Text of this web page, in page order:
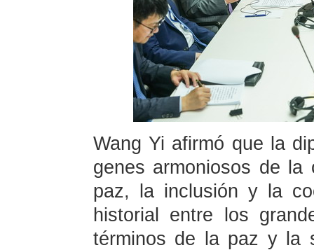
Wang Yi afirmó que la
genes armoniosos de
paz, la inclusión y la
historial entre los
términos de la paz y la